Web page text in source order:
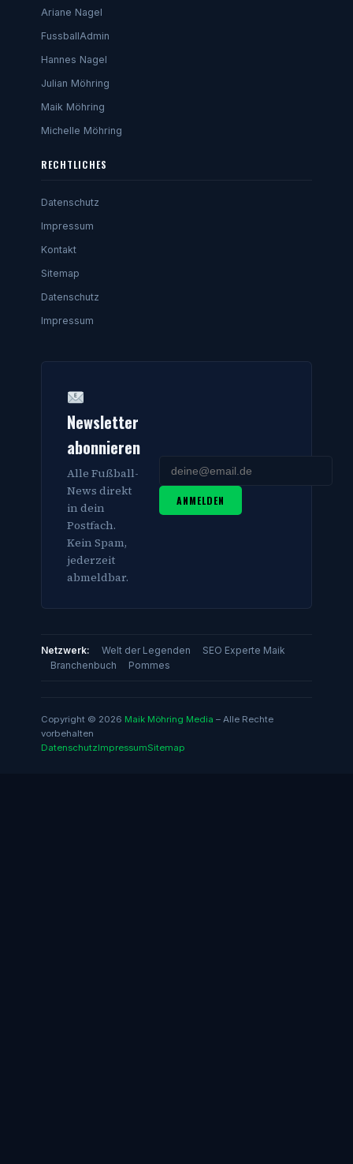
Ariane Nagel
FussballAdmin
Hannes Nagel
Julian Möhring
Maik Möhring
Michelle Möhring
RECHTLICHES
Datenschutz
Impressum
Kontakt
Sitemap
Datenschutz
Impressum
Newsletter
abonnieren
Alle Fußball-
News direkt
in dein
Postfach.
Kein Spam,
jederzeit
abmeldbar.
ANMELDEN
Netzwerk: Welt der Legenden
SEO Experte Maik
Branchenbuch
Pommes
Copyright © 2026 Maik Möhring Media – Alle Rechte
vorbehalten
DatenschutzImpressumSitemap